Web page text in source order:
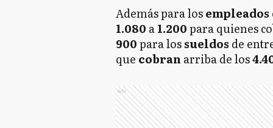
Además para losempleados
1.080 a1.200para quienes
900para lossueldos de
que cobran arriba de los
Ads